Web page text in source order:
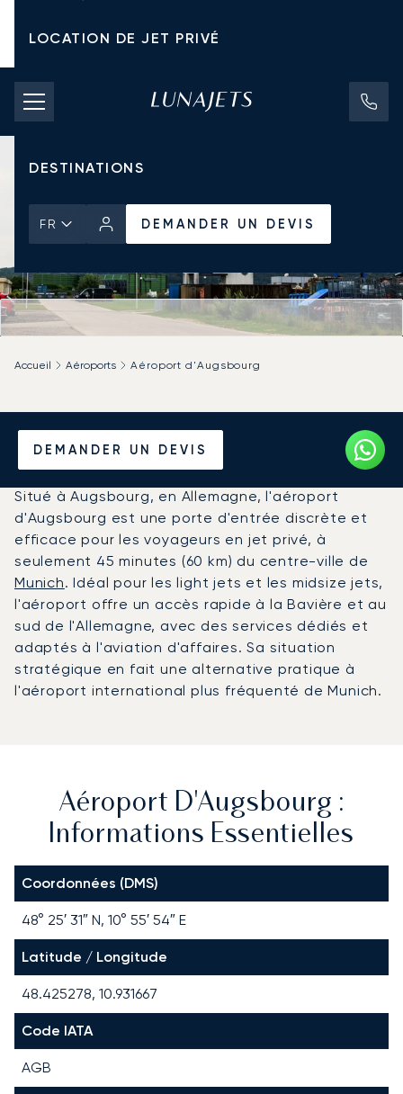
LOCATION DE JET PRIVÉ
TARIFS D'AFFRÈTEMENT
JETS PRIVÉS
DESTINATIONS
FR DEMANDER UN DEVIS
DEMANDER UN DEVIS
Accueil Aéroports Aéroport d'Augsbourg
Louer un Jet Privé de/vers
l'Aéroport d'Augsbourg
Situé à Augsbourg, en Allemagne, l'aéroport
d'Augsbourg est une porte d'entrée discrète et
efficace pour les voyageurs en jet privé, à
seulement 45 minutes (60 km) du centre-ville de
Munich. Idéal pour les light jets et les midsize jets,
l'aéroport offre un accès rapide à la Bavière et au
sud de l'Allemagne, avec des services dédiés et
adaptés à l'aviation d'affaires. Sa situation
stratégique en fait une alternative pratique à
l'aéroport international plus fréquenté de Munich.
Aéroport D'Augsbourg :
Informations Essentielles
Coordonnées (DMS)
48° 25′ 31″ N, 10° 55′ 54″ E
Latitude / Longitude
48.425278, 10.931667
Code IATA
AGB